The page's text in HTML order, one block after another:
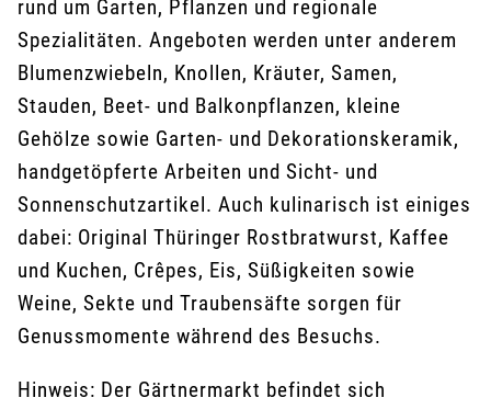
rund um Garten, Pflanzen und regionale
Spezialitäten. Angeboten werden unter anderem
Blumenzwiebeln, Knollen, Kräuter, Samen,
Stauden, Beet- und Balkonpflanzen, kleine
Gehölze sowie Garten- und Dekorationskeramik,
handgetöpferte Arbeiten und Sicht- und
Sonnenschutzartikel. Auch kulinarisch ist einiges
dabei: Original Thüringer Rostbratwurst, Kaffee
und Kuchen, Crêpes, Eis, Süßigkeiten sowie
Weine, Sekte und Traubensäfte sorgen für
Genussmomente während des Besuchs.
Hinweis: Der Gärtnermarkt befindet sich